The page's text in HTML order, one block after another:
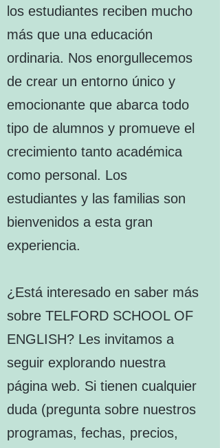
los estudiantes reciben mucho
más que una educación
ordinaria. Nos enorgullecemos
de crear un entorno único y
emocionante que abarca todo
tipo de alumnos y promueve el
crecimiento tanto académica
como personal. Los
estudiantes y las familias son
bienvenidos a esta gran
experiencia.
¿Está interesado en saber más
sobre TELFORD SCHOOL OF
ENGLISH? Les invitamos a
seguir explorando nuestra
página web. Si tienen cualquier
duda (pregunta sobre nuestros
programas, fechas, precios,